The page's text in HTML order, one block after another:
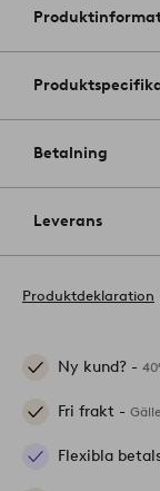
Betalning
Leverans
Produktdeklaration
Ny kund? -
Fri frakt -
Flexibla